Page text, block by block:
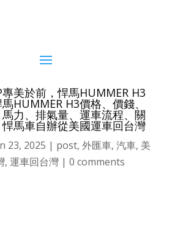
專美於前，悍馬HUMMER H3
HUMMER H3價格、價錢、
力、排氣量、運車流程、關
馬車自辦從美國運車回台灣
23, 2025 | post, 外匯車, 汽車, 美
, 運車回台灣| 0 comments